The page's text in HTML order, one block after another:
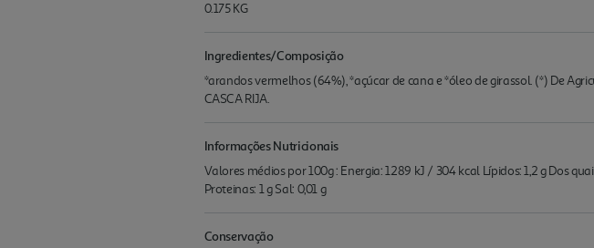
0.175 KG
Ingredientes/Composição
*arandos vermelhos (64%), *açúcar de cana e *óleo de girassol. (*) De
CASCA RIJA.
Informações Nutricionais
Valores médios por 100g : Energia: 1289 kJ / 304 kcal Lípidos: 1,2 g Dos
Proteinas: 1 g Sal: 0,01 g
Conservação